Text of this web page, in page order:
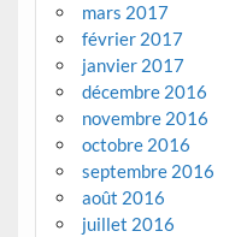
mars 2017
février 2017
janvier 2017
décembre 2016
novembre 2016
octobre 2016
septembre 2016
août 2016
juillet 2016